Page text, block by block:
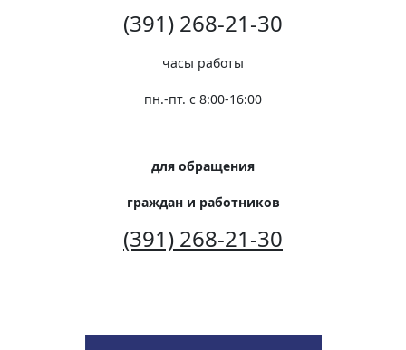
(391) 268-21-30
часы работы
пн.-пт. с 8:00-16:00
для обращения
граждан и работников
(391) 268-21-30